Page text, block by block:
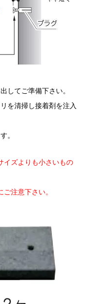
してご準備下さい。
を清掃し接着剤を注入
。
イズよりも小さいもの
注意下さい。